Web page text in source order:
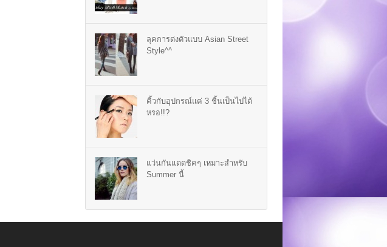
ลุคการต่งตัวแบบ Asian Street
Style^^
คิ้วกับอุปกรณ์แค่ 3 ชิ้นเป็นไปได้
หรอ!!?
แว่นกันแดดชิคๆ เหมาะสำหรับ
Summer นี้